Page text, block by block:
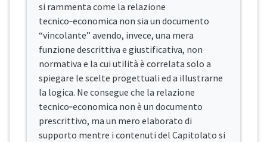
si rammenta come la relazione
tecnico‑economica non sia un documento
“vincolante” avendo, invece, una mera
funzione descrittiva e giustificativa, non
normativa e la cui utilità è correlata solo a
spiegare le scelte progettuali ed a illustrarne
la logica. Ne consegue che la relazione
tecnico‑economica non è un documento
prescrittivo, ma un mero elaborato di
supporto mentre i contenuti del Capitolato si